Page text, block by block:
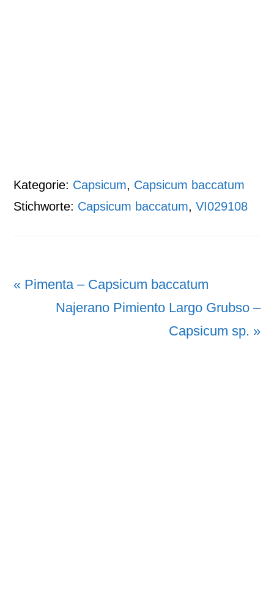
Kategorie: Capsicum, Capsicum baccatum
Stichworte: Capsicum baccatum,VI029108
Vorheriger
Beitrag:
« Pimenta – Capsicum baccatum
Nächster
Najerano Pimiento Largo Grubso –
Capsicum sp. »